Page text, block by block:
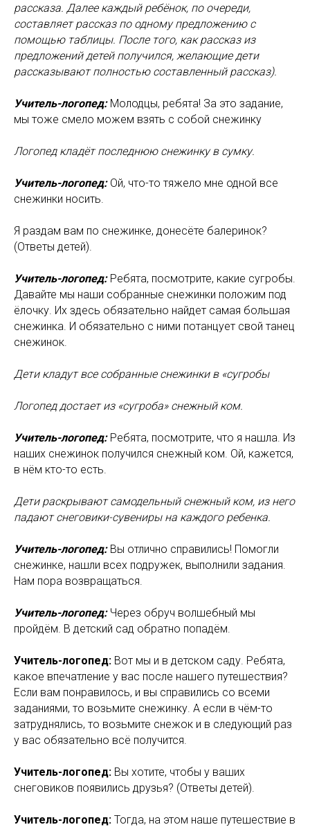
рассказа. Далее каждый ребёнок, по очереди,
составляет рассказ по одному предложению с
помощью таблицы. После того, как рассказ из
предложений детей получился, желающие дети
рассказывают полностью составленный рассказ).
Учитель-логопед:Молодцы, ребята! За это задание,
мы тоже смело можем взять с собой снежинку
Логопед кладёт последнюю снежинку в сумку.
Учитель-логопед:Ой, что-то тяжело мне одной все
снежинки носить.
Я раздам вам по снежинке, донесёте балеринок?
(Ответы детей).
Учитель-логопед:Ребята, посмотрите, какие сугробы.
Давайте мы наши собранные снежинки положим под
ёлочку. Их здесь обязательно найдет самая большая
снежинка. И обязательно с ними потанцует свой танец
снежинок.
Дети кладут все собранные снежинки в «сугробы
Логопед достает из «сугроба» снежный ком.
Учитель-логопед:Ребята, посмотрите, что я нашла. Из
наших снежинок получился снежный ком. Ой, кажется,
в нём кто-то есть.
Дети раскрывают самодельный снежный ком, из него
падают снеговики-сувениры на каждого ребенка.
Учитель-логопед:Вы отлично справились! Помогли
снежинке, нашли всех подружек, выполнили задания.
Нам пора возвращаться.
Учитель-логопед:Через обруч волшебный мы
пройдём. В детский сад обратно попадём.
Учитель-логопед: Вот мы и в детском саду. Ребята,
какое впечатление у вас после нашего путешествия?
Если вам понравилось, и вы справились со всеми
заданиями, то возьмите снежинку. А если в чём-то
затруднялись, то возьмите снежок и в следующий раз
у вас обязательно всё получится.
Учитель-логопед: Вы хотите, чтобы у ваших
снеговиков появились друзья? (Ответы детей).
Учитель-логопед: Тогда, на этом наше путешествие в